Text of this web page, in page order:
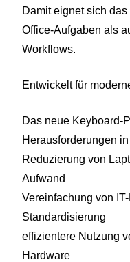
Damit eignet sich
Office-Aufgaben als
Workflows.
Entwickelt für
Das neue Keyboard-
Herausforderungen
Reduzierung von
Aufwand
Vereinfachung von
Standardisierung
effizientere Nutzung
Hardware